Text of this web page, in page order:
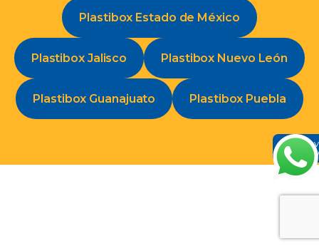
en
Plastibox Estado de México
Plastibox Jalisco Plastibox Nuevo León
Plastibox Guanajuato Plastibox Puebla